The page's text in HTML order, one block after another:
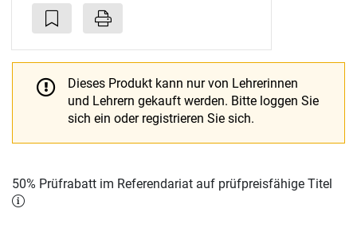
Dieses Produkt kann nur von Lehrerinnen
und Lehrern gekauft werden. Bitte loggen Sie
sich ein oder registrieren Sie sich.
50% Prüfrabatt im Referendariat auf prüfpreisfähige Titel